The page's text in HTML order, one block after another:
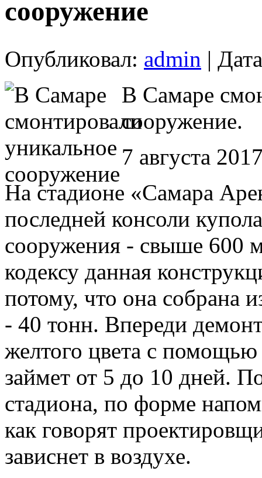
сооружение
Опубликовал: admin |
В Самаре
сооружение.
7 августа
На стадионе «Самара
последней консоли
сооружения - свыше 600
кодексу данная
потому, что она собрана
- 40 тонн. Впереди
желтого цвета с
займет от 5 до 10 дней.
стадиона, по форме
как говорят
зависнет в воздухе.